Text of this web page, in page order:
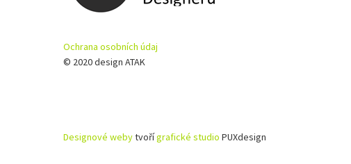
Ochrana osobních údaj
© 2020 design ATAK
Designové webytvořígrafické studio PUXdesign